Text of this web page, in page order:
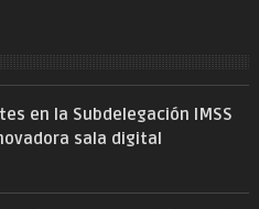
en la Subdelegación IMSS
sala digital